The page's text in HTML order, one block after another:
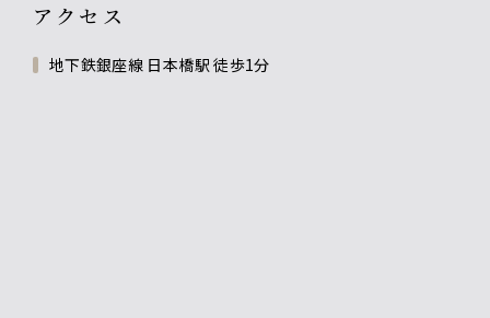
アクセス
地下鉄銀座線 日本橋駅 徒歩1分